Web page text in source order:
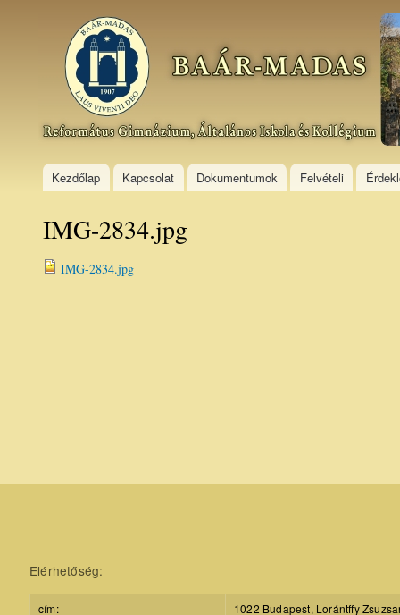
Baár–
Madas
Református
Gimnázium,
Általános
Kollégium
Kezdőlap Kapcsolat Dokumentumok Felvételi
IMG-2834.jpg
IMG-2834.jpg
Elérhetőség:
cím:
1022 Budapest, Lorántffy